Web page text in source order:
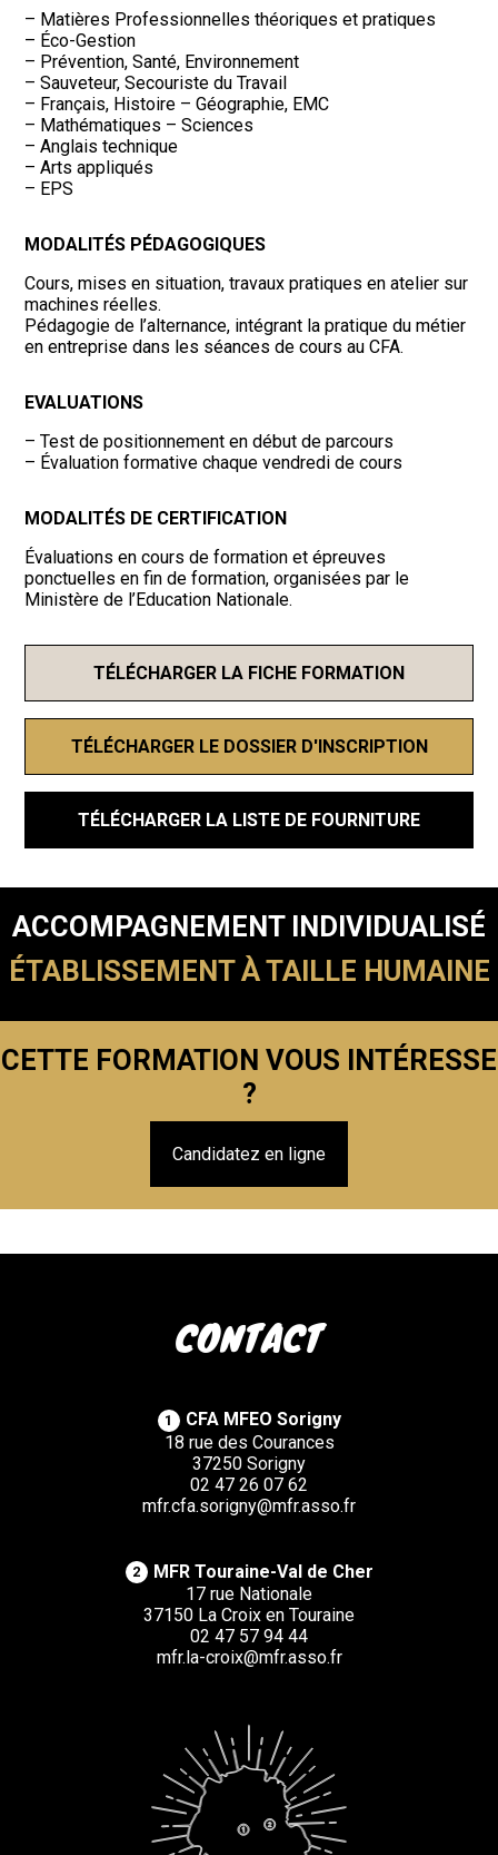
– Matières Professionnelles théoriques et pratiques
– Éco-Gestion
– Prévention, Santé, Environnement
– Sauveteur, Secouriste du Travail
– Français, Histoire – Géographie, EMC
– Mathématiques – Sciences
– Anglais technique
– Arts appliqués
– EPS
MODALITÉS PÉDAGOGIQUES
Cours, mises en situation, travaux pratiques en atelier sur
machines réelles.
Pédagogie de l’alternance, intégrant la pratique du métier
en entreprise dans les séances de cours au CFA.
EVALUATIONS
– Test de positionnement en début de parcours
– Évaluation formative chaque vendredi de cours
MODALITÉS DE CERTIFICATION
Évaluations en cours de formation et épreuves
ponctuelles en fin de formation, organisées par le
Ministère de l’Education Nationale.
TÉLÉCHARGER LA FICHE FORMATION
TÉLÉCHARGER LE DOSSIER D'INSCRIPTION
TÉLÉCHARGER LA LISTE DE FOURNITURE
ACCOMPAGNEMENT INDIVIDUALISÉ
ÉTABLISSEMENT À TAILLE HUMAINE
CETTE FORMATION VOUS INTÉRESSE
?
Candidatez en ligne
CONTACT
1
CFA MFEO Sorigny
18 rue des Courances
37250 Sorigny
02 47 26 07 62
mfr.cfa.sorigny@mfr.asso.fr
2
MFR Touraine-Val de Cher
17 rue Nationale
37150 La Croix en Touraine
02 47 57 94 44
mfr.la-croix@mfr.asso.fr